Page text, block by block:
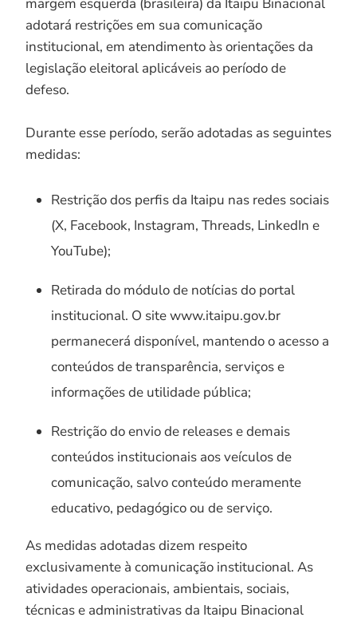
margem esquerda (brasileira) da Itaipu Binacional
adotará restrições em sua comunicação
institucional, em atendimento às orientações da
legislação eleitoral aplicáveis ao período de
defeso.
Durante esse período, serão adotadas as seguintes
medidas:
Restrição dos perfis da Itaipu nas redes sociais
(X, Facebook, Instagram, Threads, LinkedIn e
YouTube);
Retirada do módulo de notícias do portal
institucional. O site www.itaipu.gov.br
permanecerá disponível, mantendo o acesso a
conteúdos de transparência, serviços e
informações de utilidade pública;
Restrição do envio de releases e demais
conteúdos institucionais aos veículos de
comunicação, salvo conteúdo meramente
educativo, pedagógico ou de serviço.
As medidas adotadas dizem respeito
exclusivamente à comunicação institucional. As
atividades operacionais, ambientais, sociais,
técnicas e administrativas da Itaipu Binacional